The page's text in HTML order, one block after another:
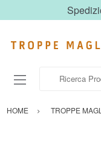
HOME TROPPE